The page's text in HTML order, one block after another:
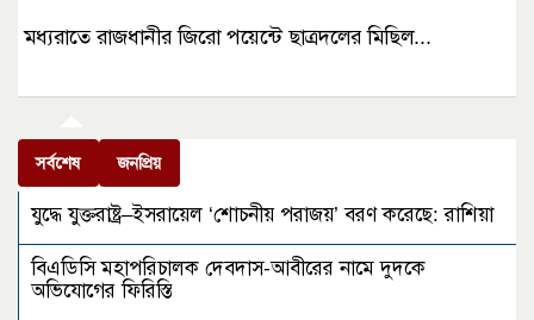
মধ্যরাতে রাজধানীর জিরো পয়েন্টে ছাত্রদলের মিছিল...
সর্বশেষ জনপ্রিয়
যুদ্ধে যুক্তরাষ্ট্র–ইসরায়েল ‘শোচনীয় পরাজয়’ বরণ করেছে: রাশিয়া
বিএডিসি মহাপরিচালক দেবদাস-আবীরের নামে দুদকে
অভিযোগের ফিরিস্তি